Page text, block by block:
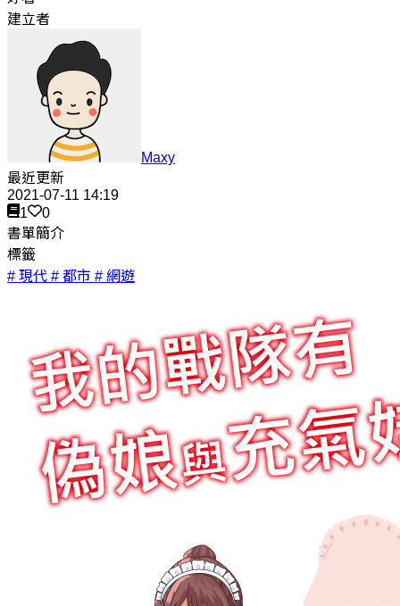
建立者
Maxy
最近更新
2021-07-11 14:19
1
0
書單簡介
標籤
# 現代 # 都市 # 網遊